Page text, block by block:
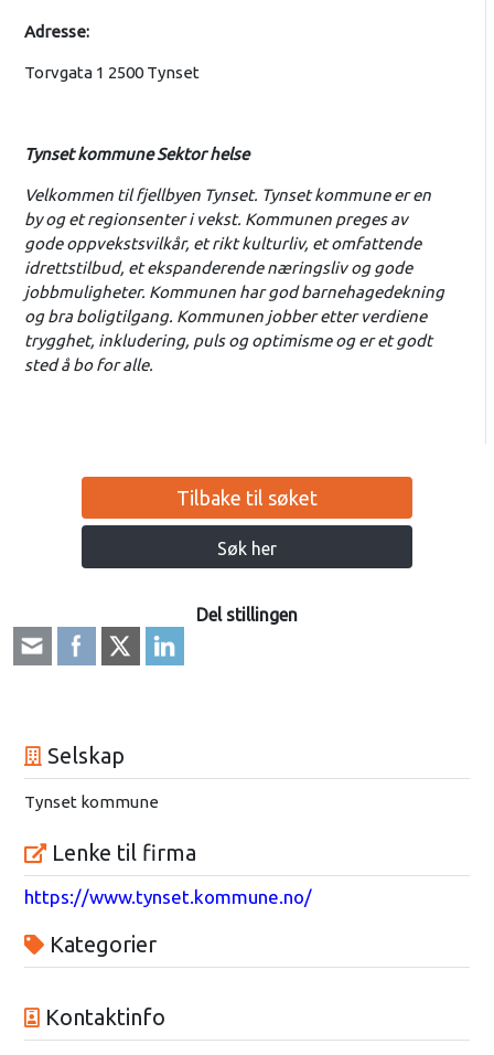
Adresse:
Torvgata 1 2500 Tynset
Tynset kommune Sektor helse
Velkommen til fjellbyen Tynset. Tynset kommune er en
by og et regionsenter i vekst. Kommunen preges av
gode oppvekstsvilkår, et rikt kulturliv, et omfattende
idrettstilbud, et ekspanderende næringsliv og gode
jobbmuligheter. Kommunen har god barnehagedekning
og bra boligtilgang. Kommunen jobber etter verdiene
trygghet, inkludering, puls og optimisme og er et godt
sted å bo for alle.
Tilbake til søket
Søk her
Del stillingen
Selskap
Tynset kommune
Lenke til firma
https://www.tynset.kommune.no/
Kategorier
Kontaktinfo